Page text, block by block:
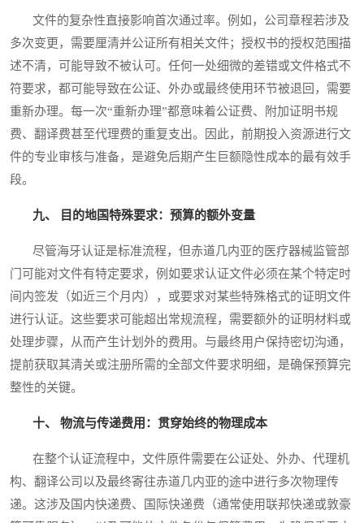
文件的复杂性直接影响首次通过率。例如，公司章程若涉及
多次变更，需要厘清并公证所有相关文件；授权书的授权范围描
述不清，可能导致不被认可。任何一处细微的差错或文件格式不
符要求，都可能导致在公证、外办或最终使用环节被退回，需要
重新办理。每一次“重新办理”都意味着公证费、附加证明书规
费、翻译费甚至代理费的重复支出。因此，前期投入资源进行文
件的专业审核与准备，是避免后期产生巨额隐性成本的最有效手
段。
九、 目的地国特殊要求：预算的额外变量
尽管海牙认证是标准流程，但赤道几内亚的医疗器械监管部
门可能对文件有特定要求，例如要求认证文件必须在某个特定时
间内签发（如近三个月内），或要求对某些特殊格式的证明文件
进行认证。这些要求可能超出常规流程，需要额外的证明材料或
处理步骤，从而产生计划外的费用。与最终用户保持密切沟通，
提前获取其清关或注册所需的全部文件要求明细，是确保预算完
整性的关键。
十、 物流与传递费用：贯穿始终的物理成本
在整个认证流程中，文件原件需要在公证处、外办、代理机
构、翻译公司以及最终寄往赤道几内亚的途中进行多次物理传
递。这涉及国内快递费、国际快递费（通常使用联邦快递或敦豪